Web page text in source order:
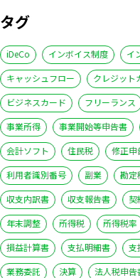
タグ
iDeCo インボイス制度 イ
キャッシュフロー
クレジット
ビジネスカード
フリーランス
事業所得
事業開始等申告書
会計ソフト
住民税 修正申
利用者識別番号
副業 勘定
収支内訳書
収支報告書 契
年末調整
所得税 所得税率
損益計算書
支払明細書 支
業務委託
決算 法人税申告